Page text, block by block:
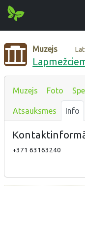
Muzejs
Muzejs Foto
Atsauksmes Info
+371 63163240